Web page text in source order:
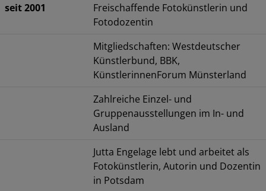
seit 2001
Freischaffende Fotokünstlerin und
Fotodozentin
Mitgliedschaften: Westdeutscher
Künstlerbund, BBK,
KünstlerinnenForum Münsterland
Zahlreiche Einzel- und
Gruppenausstellungen im In- und
Ausland
Jutta Engelage lebt und arbeitet als
Fotokünstlerin, Autorin und Dozentin
in Potsdam